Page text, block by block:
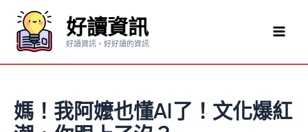
要
好讀資訊
好讀資訊，好好讀的資訊
媽！我阿嬤也懂AI了！文化爆紅